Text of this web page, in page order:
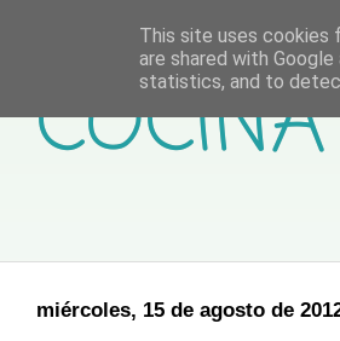
miércoles, 15 de agosto de
This site uses cookies
are shared with
statistics, and to